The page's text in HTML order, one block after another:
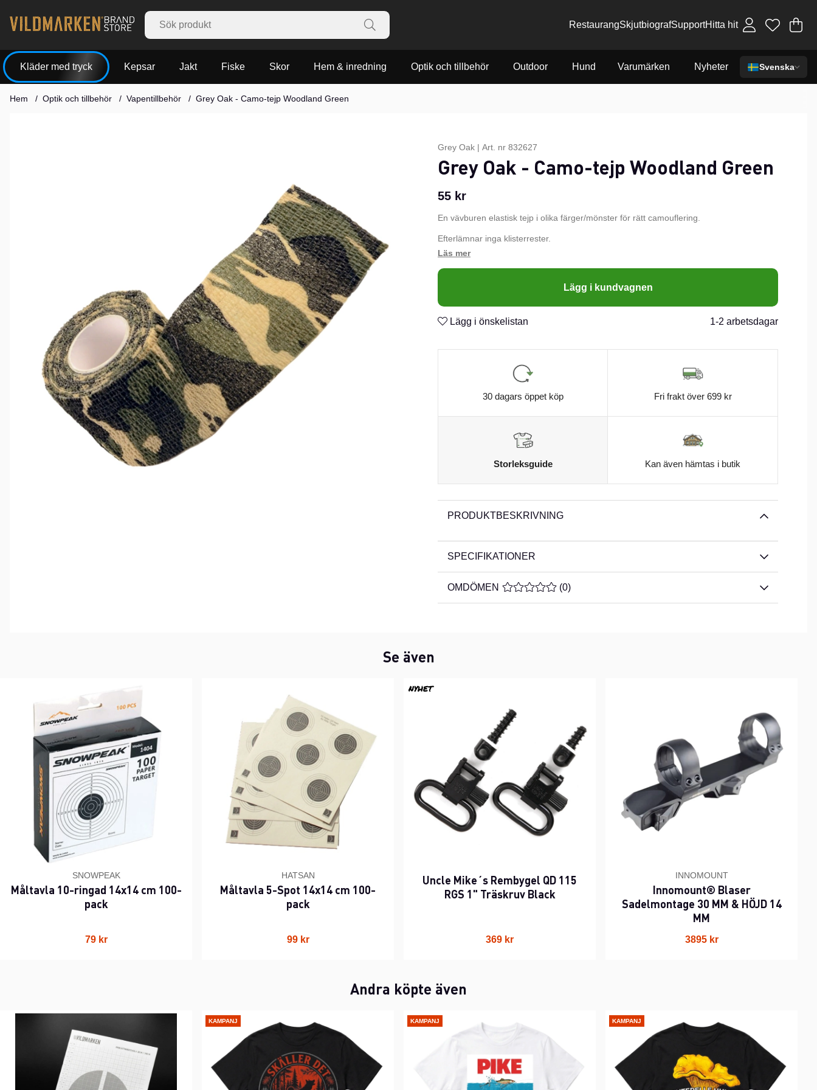
RestaurangSkjutbiografSupportHitta hit .
Kläder med tryck Kepsar Jakt Fiske Skor Hem & inredning Optik och tillbehör Outdoor Hund Varumärken Nyheter Svenska
Hem Optik och tillbehör Vapentillbehör Grey Oak - Camo-tejp Woodland Green
Grey Oak | Art. nr 832627
Grey Oak - Camo-tejp Woodland Green
55 kr
En vävburen elastisk tejp i olika färger/mönster för rätt camouflering.
Efterlämnar inga klisterrester.
Återanvändningsbar.
Bredd: 5 cm
Längd: 4,5 m
Lägg i kundvagnen
Lägg i önskelistan 1-2 arbetsdagar
30 dagars öppet köp Fri frakt över 699 kr
Storleksguide Kan även hämtas i butik
PRODUKTBESKRIVNING
SPECIFIKATIONER
OMDÖMEN MEDELBETYG 0 AV 5 ANTAL BETYG 0
(0)
Se även
SNOWPEAK
Måltavla 10-ringad 14x14 cm 100-
pack
79 kr
HATSAN
Måltavla 5-Spot 14x14 cm 100-
pack
99 kr
NYHET
Uncle Mike´s Rembygel QD 115
RGS 1" Träskruv Black
369 kr
INNOMOUNT
Innomount® Blaser
Sadelmontage 30 MM & HÖJD 14
MM
3895 kr
Andra köpte även
KAMPANJ KAMPANJ KAMPANJ